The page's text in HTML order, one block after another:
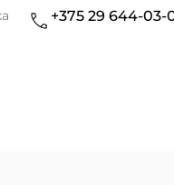
+375 29 644-03-